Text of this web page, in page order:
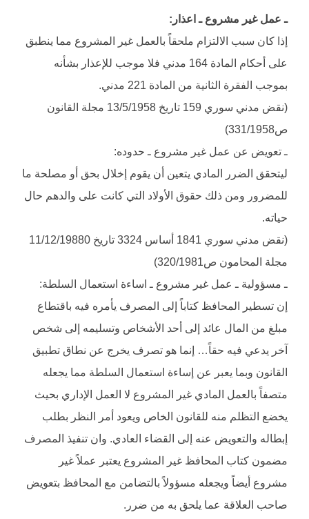
ـ عمل غير مشروع ـ اعذار:
إذا كان سبب الالتزام ملحقاً بالعمل غير المشروع مما ينطبق
على أحكام المادة 164 مدني فلا موجب للإعذار بشأنه
بموجب الفقرة الثانية من المادة 221 مدني.
(نقض مدني سوري 159 تاريخ 13/5/1958 مجلة القانون
ص331/1958)
ـ تعويض عن عمل غير مشروع ـ حدوده:
ليتحقق الضرر المادي يتعين أن يقوم إخلال بحق أو مصلحة ما
للمضرور ومن ذلك حقوق الأولاد التي كانت على والدهم حال
حياته.
(نقض مدني سوري 1841 أساس 3324 تاريخ 11/12/19880
مجلة المحامون ص320/1981)
ـ مسؤولية ـ عمل غير مشروع ـ اساءة استعمال السلطة:
إن تسطير المحافظ كتاباً إلى المصرف يأمره فيه باقتطاع
مبلغ من المال عائد إلى أحد الأشخاص وتسليمه إلى شخص
آخر يدعي فيه حقاً… إنما هو تصرف يخرج عن نطاق تطبيق
القانون وبما يعبر عن إساءة استعمال السلطة مما يجعله
متصفاً بالعمل المادي غير المشروع لا العمل الإداري بحيث
يخضع التظلم منه للقانون الخاص ويعود أمر النظر بطلب
إبطاله والتعويض عنه إلى القضاء العادي. وان تنفيذ المصرف
مضمون كتاب المحافظ غير المشروع يعتبر عملاً غير
مشروع أيضاً ويجعله مسؤولاً بالتضامن مع المحافظ بتعويض
صاحب العلاقة عما يلحق به من ضرر.